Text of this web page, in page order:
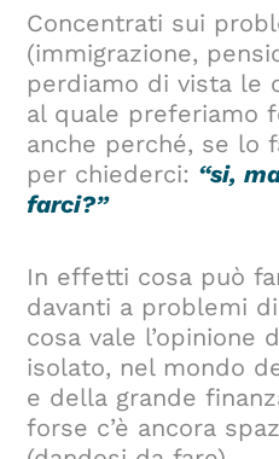
Concentrati sui
(immigrazione,
perdiamo di vista le
al quale preferiamo
anche perché, se lo
per chiederci: “si,
farci?”
In effetti cosa può
davanti a problemi
cosa vale l’opinione
isolato, nel mondo
e della grande
forse c’è ancora